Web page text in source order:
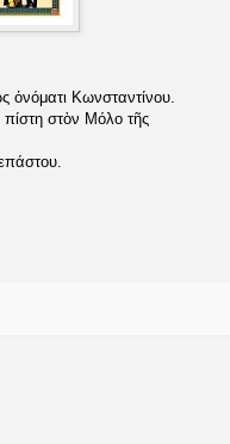
ὀνόματι Κωνσταντίνου.
στὸν Μόλο τῆς